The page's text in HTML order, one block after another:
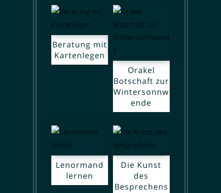
Beratung mit
Kartenlegen
Orakel
Botschaft zur
Wintersonnw
ende
Lenormand
lernen
Die Kunst
des
Besprechens